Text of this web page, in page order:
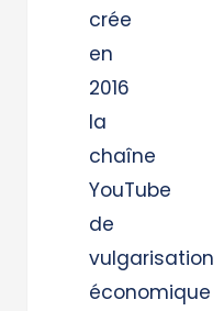
crée
en
2016
la
chaîne
YouTube
de
vulgarisation
économique